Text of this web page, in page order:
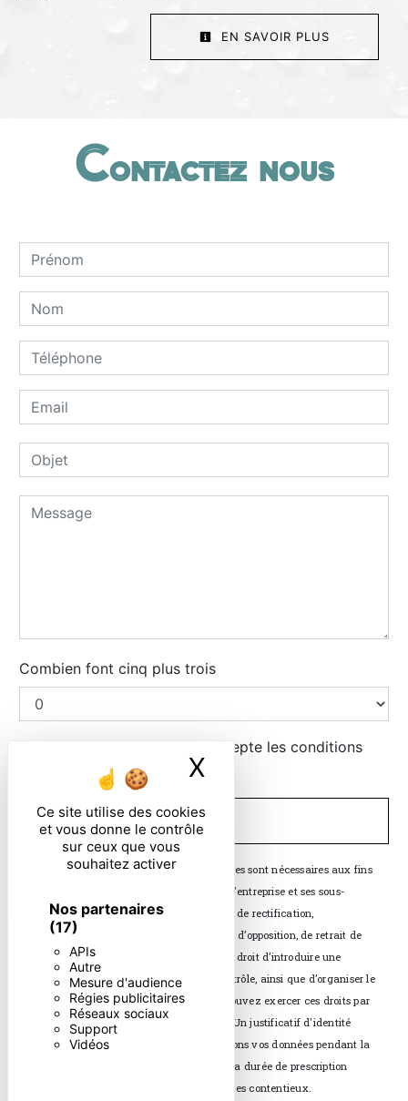
Ce site utilise des cookies
et vous donne le contrôle
sur ceux que vous
souhaitez activer
Nos partenaires
(17)
APIs
Autre
Mesure d'audience
Régies publicitaires
Réseaux sociaux
Support
Vidéos
X
EN SAVOIR PLUS
Contactez nous
Combien font cinq plus trois
En cochant cette case, j'accepte les conditions
particulières ci-dessous **
ENVOYER
** Les données personnelles communiquées sont nécessaires aux fins
de vous contacter. Elles sont destinées à l'entreprise et ses sous-
traitants. Vous disposez de droits d’accès, de rectification,
d’effacement, de portabilité, de limitation, d’opposition, de retrait de
votre consentement à tout moment et du droit d’introduire une
réclamation auprès d’une autorité de contrôle, ainsi que d’organiser le
sort de vos données post-mortem. Vous pouvez exercer ces droits par
voie postale ou par courrier électronique. Un justificatif d'identité
pourra vous être demandé. Nous conservons vos données pendant la
période de prise de contact puis pendant la durée de prescription
légale aux fins probatoires et de gestion des contentieux.